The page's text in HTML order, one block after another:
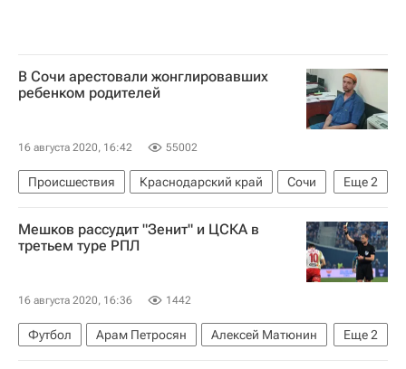
В Сочи арестовали жонглировавших
ребенком родителей
16 августа 2020, 16:42 55002
Еще2
Происшествия Краснодарский край
Сочи
Генеральная прокуратура РФ
Анна Кузнецова
Мешков рассудит "Зенит" и ЦСКА в
третьем туре РПЛ
16 августа 2020, 16:36 1442
Еще2
Футбол Арам Петросян
Алексей Матюнин
Владислав Безбородов